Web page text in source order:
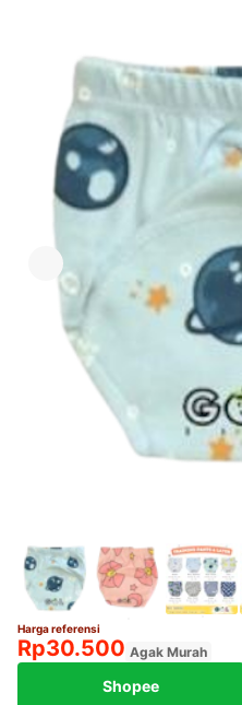
Harga referensi
Rp30.500 Agak Murah
Shopee